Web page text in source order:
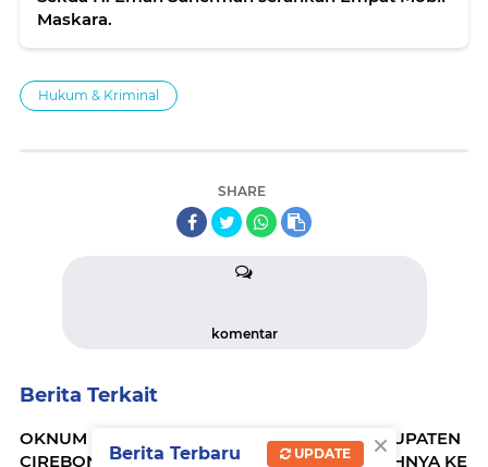
Maskara.
Hukum & Kriminal
SHARE
komentar
Berita Terkait
OKNUM KEPALA UNIT BRI CIWARINGIN KABUPATEN
CIREBON (RD) RESMI DILAPORKAN NASABAHNYA KE
×
Berita Terbaru UPDATE